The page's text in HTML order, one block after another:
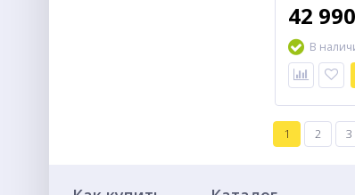
42 990
В
1 2 3